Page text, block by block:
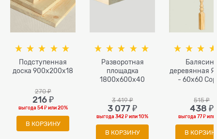
Подступенная
доска 900x200x18
270 ₽
216 ₽
выгода 54 ₽или20%
В КОРЗИНУ
Разворотная
площадка
1800х600х40
3 419 ₽
3 077 ₽
выгода342 ₽или10%
В КОРЗИНУ
деревянная
- 60x60
515 ₽
438 ₽
выгода 77 ₽или
В